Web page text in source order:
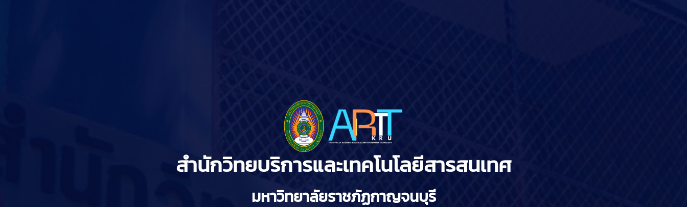
สำนักวิทยบริการและเทคโนโลยีสารสนเทศ
มหาวิทยาลัยราชภัฏกาญจนบุรี